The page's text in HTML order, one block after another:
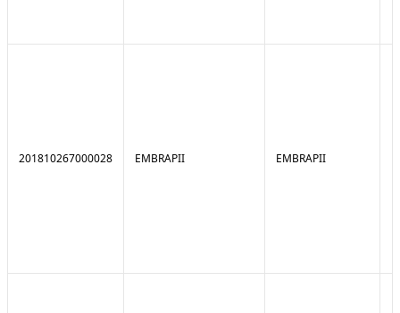
201810267000028 EMBRAPII EMBRAPII